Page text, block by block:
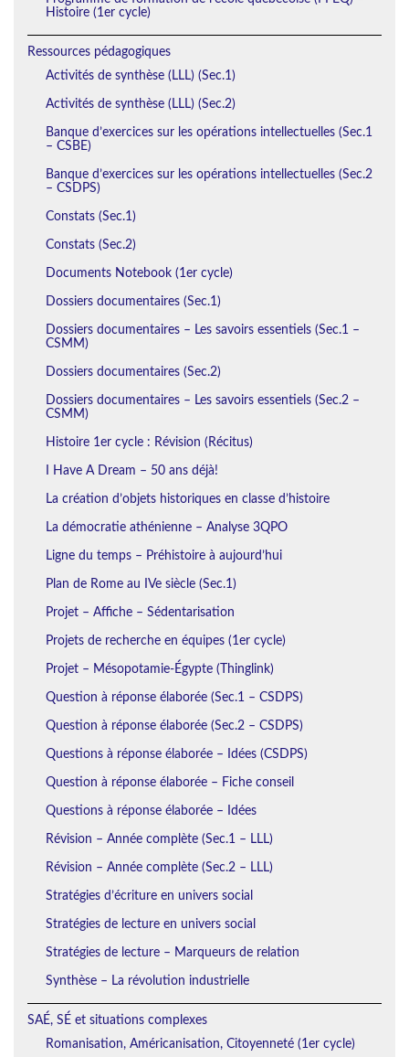
Histoire (1er cycle)
Ressources pédagogiques
Activités de synthèse (LLL) (Sec.1)
Activités de synthèse (LLL) (Sec.2)
Banque d’exercices sur les opérations intellectuelles (Sec.1
– CSBE)
Banque d’exercices sur les opérations intellectuelles (Sec.2
– CSDPS)
Constats (Sec.1)
Constats (Sec.2)
Documents Notebook (1er cycle)
Dossiers documentaires (Sec.1)
Dossiers documentaires – Les savoirs essentiels (Sec.1 –
CSMM)
Dossiers documentaires (Sec.2)
Dossiers documentaires – Les savoirs essentiels (Sec.2 –
CSMM)
Histoire 1er cycle : Révision (Récitus)
I Have A Dream – 50 ans déjà!
La création d’objets historiques en classe d’histoire
La démocratie athénienne – Analyse 3QPO
Ligne du temps – Préhistoire à aujourd’hui
Plan de Rome au IVe siècle (Sec.1)
Projet – Affiche – Sédentarisation
Projets de recherche en équipes (1er cycle)
Projet – Mésopotamie-Égypte (Thinglink)
Question à réponse élaborée (Sec.1 – CSDPS)
Question à réponse élaborée (Sec.2 – CSDPS)
Questions à réponse élaborée – Idées (CSDPS)
Question à réponse élaborée – Fiche conseil
Questions à réponse élaborée – Idées
Révision – Année complète (Sec.1 – LLL)
Révision – Année complète (Sec.2 – LLL)
Stratégies d’écriture en univers social
Stratégies de lecture en univers social
Stratégies de lecture – Marqueurs de relation
Synthèse – La révolution industrielle
SAÉ, SÉ et situations complexes
Romanisation, Américanisation, Citoyenneté (1er cycle)